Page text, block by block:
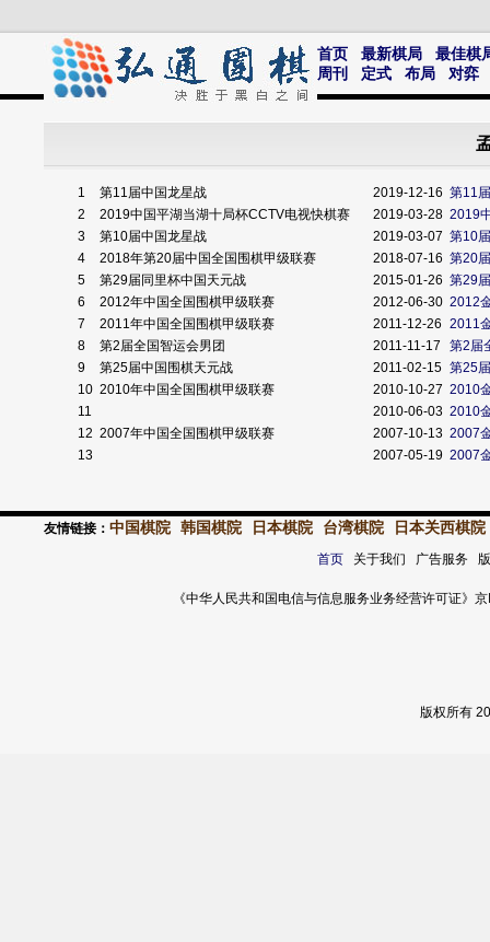
首页 最新棋局
最佳棋
周刊
定式 布局 对弈
1 第11届中国龙星战 2019-12-16 第11
2
2019中国平湖当湖十局杯CCTV电视快棋赛 2019-03-28 2019
3
第10届中国龙星战 2019-03-07 第10
4
2018年第20届中国全国围棋甲级联赛 2018-07-16 第20
5
第29届同里杯中国天元战 2015-01-26 第29
6
2012年中国全国围棋甲级联赛 2012-06-30 2012
7
2011年中国全国围棋甲级联赛 2011-12-26 2011
8
第2届全国智运会男团 2011-11-17
第2届
9
第25届中国围棋天元战 2011-02-15 第25
10 2010年中国全国围棋甲级联赛 2010-10-27 2010
11
2010-06-03 2010
12 2007年中国全国围棋甲级联赛 2007-10-13 2007
13
2007-05-19 2007
友情链接： 中国棋院 韩国棋院 日本棋院 台湾棋院 日本关西棋院
首页关于我们 广告服务
《中华人民共和国电信与信息服务业务经营许可证
版权所有